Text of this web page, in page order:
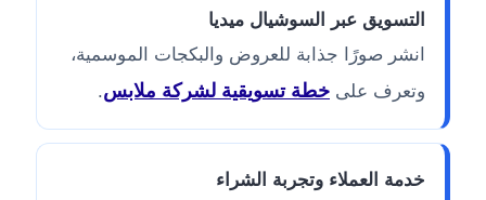
التسويق عبر السوشيال ميديا
انشر صورًا جذابة للعروض والبكجات الموسمية،
وتعرف على خطة تسويقية لشركة ملابس.
خدمة العملاء وتجربة الشراء